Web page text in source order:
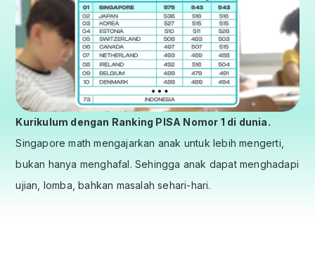
Kurikulum dengan Ranking PISA Nomor 1 di dunia.
Singapore math mengajarkan anak untuk lebih mengerti,
bukan hanya menghafal. Sehingga anak dapat menghadapi
ujian, lomba, bahkan masalah sehari-hari.